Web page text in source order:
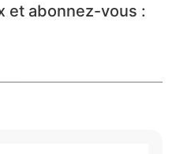
et abonnez-vous :